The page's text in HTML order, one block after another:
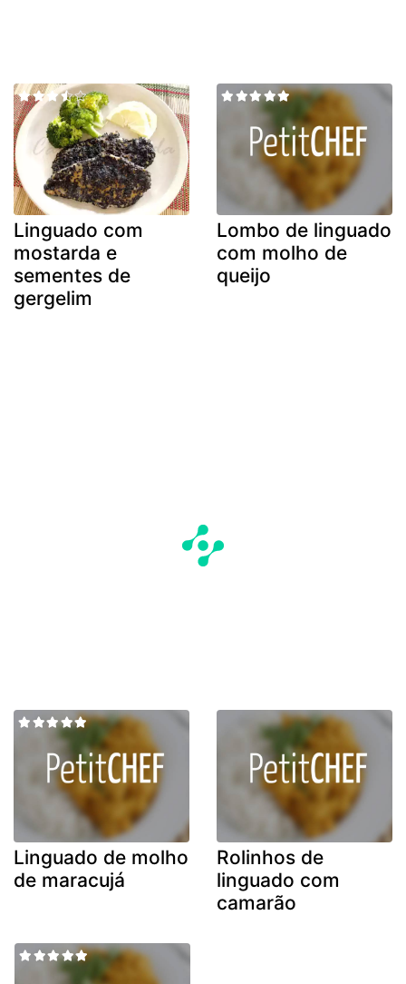
Linguado com
mostarda e
sementes de
gergelim
Lombo de linguado
com molho de
queijo
Linguado de molho
de maracujá
Rolinhos de
linguado com
camarão